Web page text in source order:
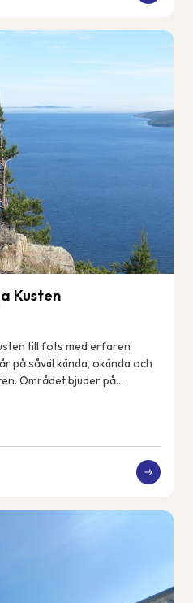
Kusten
till fots med erfaren
på såväl kända, okända och
Området bjuder på